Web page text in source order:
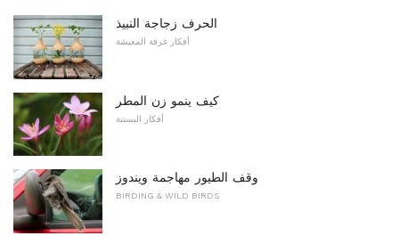
الحرف زجاجة النبيذ
أفكار غرفة المعيشة
كيف ينمو زن المطر
أفكار البستنة
وقف الطيور مهاجمة ويندوز
BIRDING & WILD BIRDS